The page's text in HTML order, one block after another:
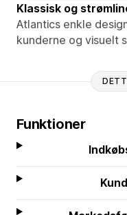
Klassisk og
Atlantics enkle
kunderne og visuelt
Funktioner